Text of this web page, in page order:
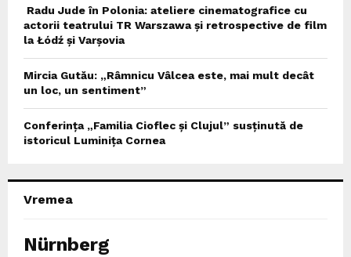
Radu Jude în Polonia: ateliere cinematografice cu
actorii teatrului TR Warszawa și retrospective de film
la Łódź și Varșovia
Mircia Gutău: „Râmnicu Vâlcea este, mai mult decât
un loc, un sentiment”
Conferința „Familia Cioflec și Clujul” susținută de
istoricul Luminița Cornea
Vremea
Nürnberg